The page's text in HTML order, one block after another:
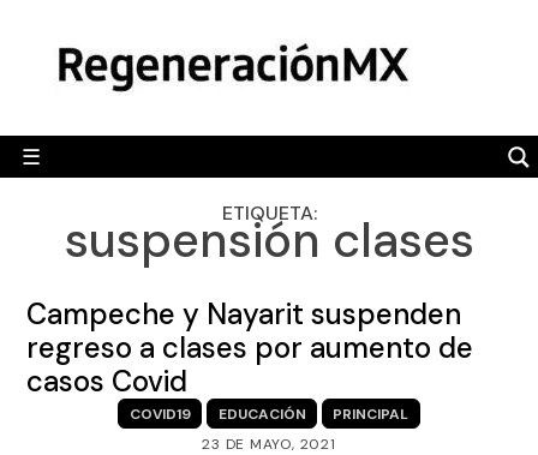
content
☰
POLÍTICA
CAMALEÓN
OPINIÓN
ENGLISH SECTION
ETIQUETA:
suspensión clases
Campeche y Nayarit suspenden
regreso a clases por aumento de
casos Covid
COVID19 EDUCACIÓN
PRINCIPAL
23 DE MAYO, 2021